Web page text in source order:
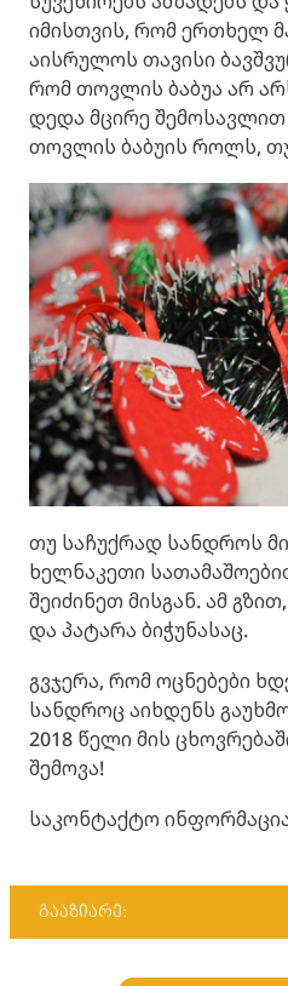
იმისთვის, რომ ერთხელ
აისრულოს თავისი
რომ თოვლის ბაბუა არ
დედა მცირე შემოსავლით
თოვლის ბაბუის როლს,
თუ საჩუქრად სანდროს
ხელნაკეთი
შეიძინეთ მისგან. ამ
და პატარა ბიჭუნასაც.
გვჯერა, რომ ოცნებები
სანდროც აიხდენს
2018 წელი მის
შემოვა!
საკონტაქტო
გააზიარე: